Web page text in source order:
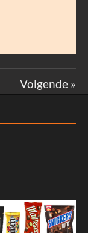
Volgende »